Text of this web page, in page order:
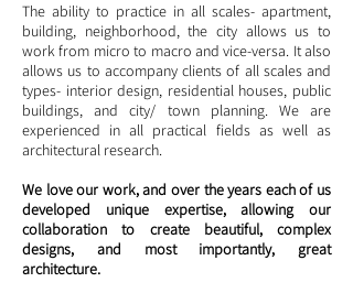
The ability to practice in all scales- apartment,
building, neighborhood, the city allows us to
work from micro to macro and vice-versa. It also
allows us to accompany clients of all scales and
types- interior design, residential houses, public
buildings, and city/ town planning. We are
experienced in all practical fields as well as
architectural research.
We love our work, and over the years each of us
developed unique expertise, allowing our
collaboration to create beautiful, complex
designs, and most importantly, great
architecture.